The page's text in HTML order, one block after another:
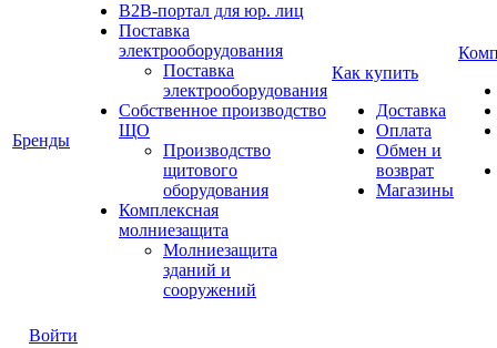
Бренды
B2B-портал для юр. лиц
Поставка
электрооборудования
Поставка
электрооборудования
Собственное производство
ЩО
Производство
щитового
оборудования
Комплексная
молниезащита
Молниезащита
зданий и
сооружений
Как купить
Доставка
Оплата
Обмен и
возврат
Магазины
Войти